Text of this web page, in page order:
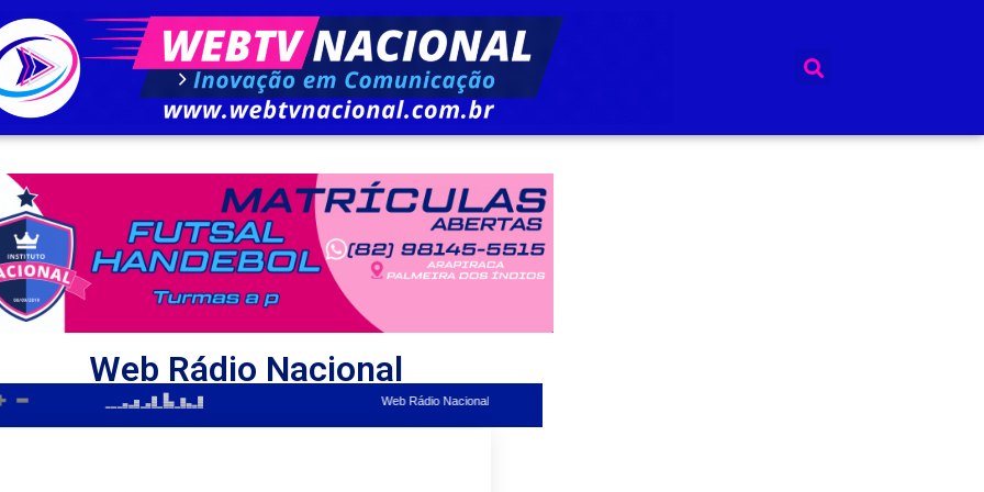
Web Rádio Nacional